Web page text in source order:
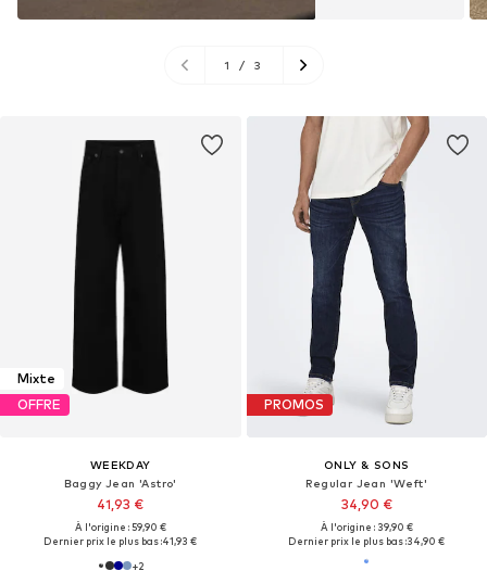
Mixte
OFFRE
WEEKDAY
Baggy Jean 'Astro'
41,93 €
À l'origine : 59,90 €
Dernier prix le plus bas :41,93 €
+2
PROMOS
ONLY & SONS
Regular Jean 'Weft'
34,90 €
À l'origine : 39,90 €
Dernier prix le plus bas :34,90 €
1 / 3